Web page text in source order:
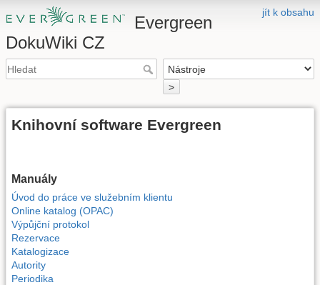
jít k obsahu
Evergreen
DokuWiki CZ
>
Knihovní software Evergreen
Manuály
Úvod do práce ve služebním klientu
Online katalog (OPAC)
Výpůjční protokol
Rezervace
Katalogizace
Autority
Periodika